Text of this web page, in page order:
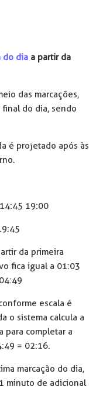
do dia a partir da
das marcações,
do dia, sendo
é projetado após às
19:00
da primeira
fica igual a 01:03
escala é
o sistema calcula a
para completar a
= 02:16.
marcação do dia,
minuto de adicional